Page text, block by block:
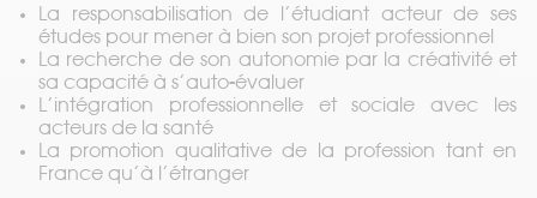
Formation continue (Postgrad)
Le déroulement d'une consultation?
La responsabilisation de l’étudiant acteur de ses
études pour mener à bien son projet professionnel
La recherche de son autonomie par la créativité et
sa capacité à s’auto-évaluer
L’intégration professionnelle et sociale avec les
acteurs de la santé
La promotion qualitative de la profession tant en
France qu’à l’étranger